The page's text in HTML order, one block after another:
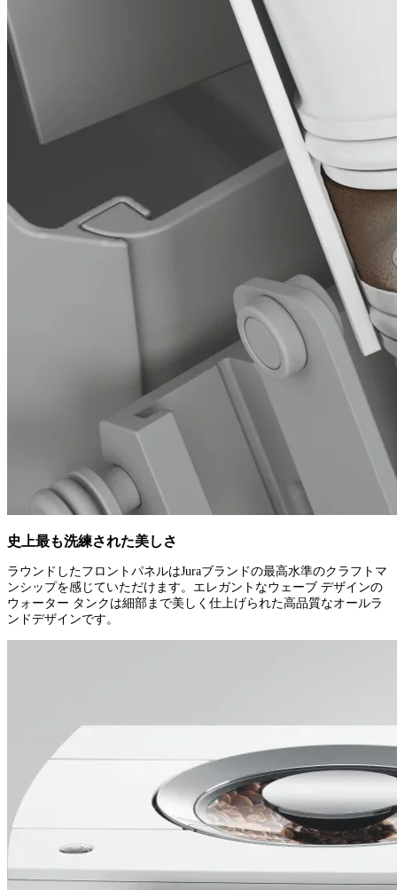
史上最も洗練された美しさ
ラウンドしたフロントパネルはJuraブランドの最高水準のクラフトマ
ンシップを感じていただけます。エレガントなウェーブ デザインの
ウォーター タンクは細部まで美しく仕上げられた高品質なオールラ
ンドデザインです。